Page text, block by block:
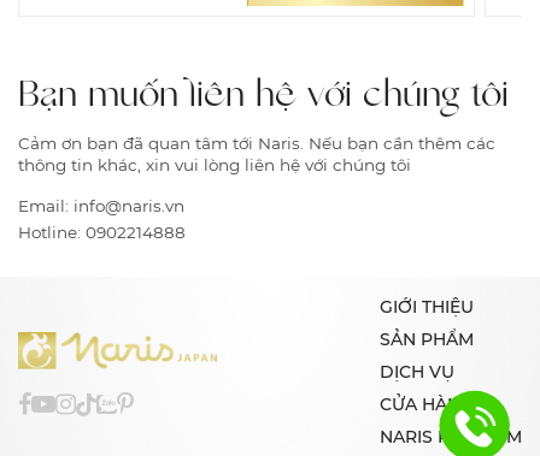
Bạn muốn liên hệ với chúng tôi
Cảm ơn bạn đã quan tâm tới Naris. Nếu bạn cần thêm các
thông tin khác, xin vui lòng liên hệ với chúng tôi
Email: info@naris.vn
Hotline: 0902214888
GIỚI THIỆU
SẢN PHẨM
DỊCH VỤ
CỬA HÀNG
NARIS PREMIUM